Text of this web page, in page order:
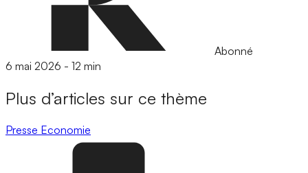
Abonné
6 mai 2026 - 12 min
Plus d’articles sur ce thème
Presse Economie